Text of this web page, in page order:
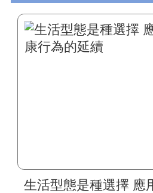
生活型態是種選擇 應